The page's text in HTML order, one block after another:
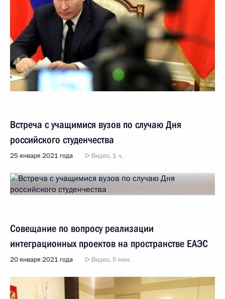
Встреча с учащимися вузов по случаю Дня
российского студенчества
25 января 2021 года Видео, 1 ч.
Совещание по вопросу реализации
интеграционных проектов на пространстве ЕАЭС
20 января 2021 года Видео, 5 мин.